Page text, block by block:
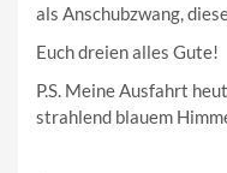
als Anschubzwang,
Euch dreien alles Gute!
P.S. Meine Ausfahrt
strahlend blauem